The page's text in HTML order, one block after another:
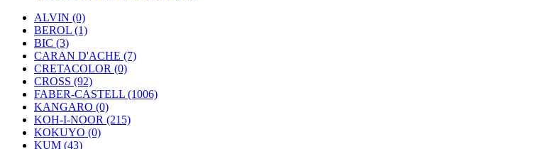
ALVIN (0)
BEROL (1)
BIC (3)
CARAN D'ACHE (7)
CRETACOLOR (0)
CROSS (92)
FABER-CASTELL (1006)
KANGARO (0)
KOH-I-NOOR (215)
KOKUYO (0)
KUM (43)